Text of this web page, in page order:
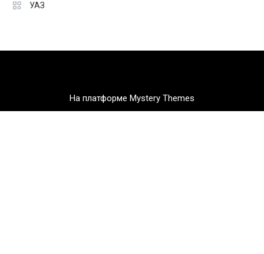
УАЗ
На платформе Mystery Themes